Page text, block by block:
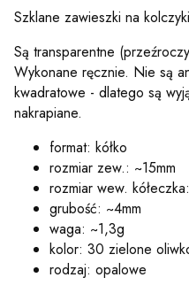
Szklane zawieszki na
Są transparentne
Wykonane ręcznie. Nie są
kwadratowe - dlatego są
nakrapiane.
format: kółko
rozmiar zew.: ~15mm
rozmiar wew.
grubość: ~4mm
waga: ~1,3g
kolor: 30 zielone
rodzaj: opalowe